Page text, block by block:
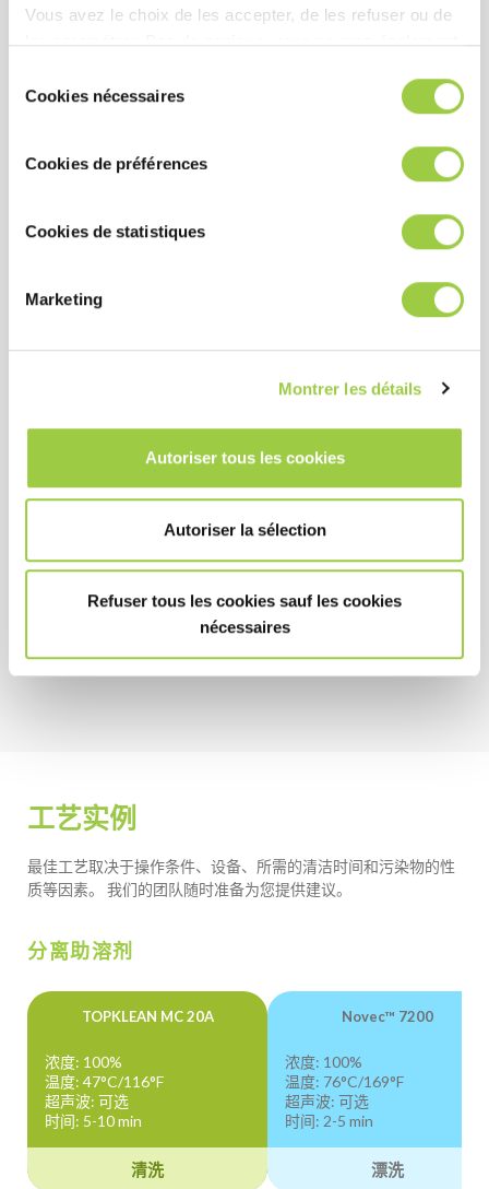
Vous avez le choix de les accepter, de les refuser ou de
les paramétrer.​ Pas de panique, vous pourrez également
cookies.​ ​ ​
duCookies nécessaires
Cookies de préférences
Cookies de statistiques
Marketing
Montrer les détails
Autoriser tous les cookies
Autoriser la sélection
Refuser tous les cookies sauf les cookies
nécessaires
使用中的热稳定性和化学稳定性（共沸配方）
件
成本
相对较高的沸点降低了溶剂拖曳的风险，因此限制了
无臭氧消耗潜能值 (ODP) 和极低的全球变暖潜能值
(GDP)
工艺实例
最佳工艺取决于操作条件、设备、所需的清洁时间和污染物的性
质等因素。 我们的团队随时准备为您提供建议。
分离助溶剂
TOPKLEAN MC 20A
浓度: 100%
温度: 47°C/116°F
超声波: 可选
时间: 5-10 min
清洗
Novec™ 7200
浓度: 100%
温度: 76°C/169°F
超声波: 可选
时间: 2-5 min
漂洗